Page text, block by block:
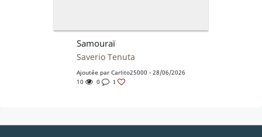
Samouraï
Saverio Tenuta
Ajoutée par Carlito25000 - 28/06/2026
10
0 1